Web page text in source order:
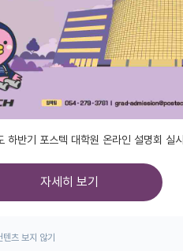
도교수님을 조사한다고 메일이 왔네요
반기 포스텍 대학원 온라인 설명회 실시
자세히 보기
츠 보지 않기